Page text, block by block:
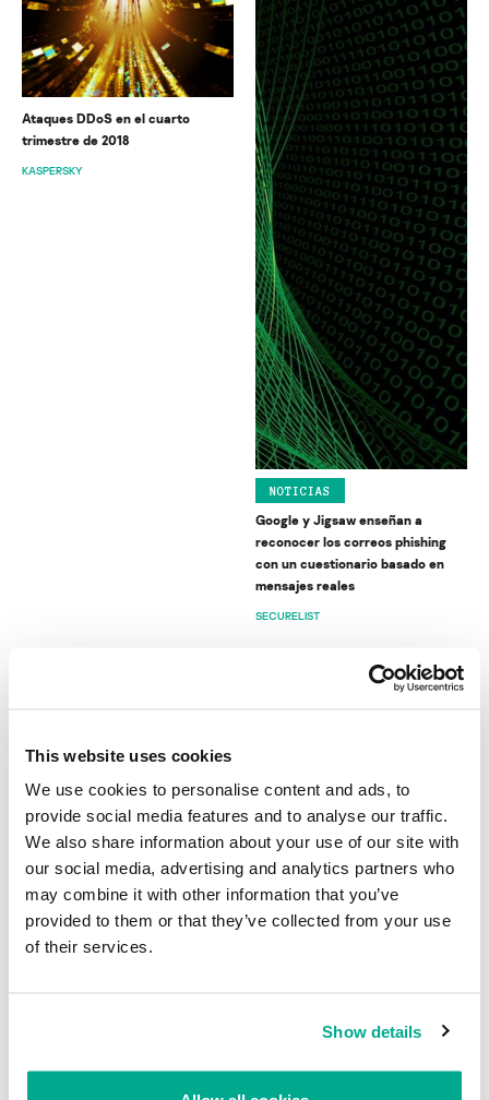
This website uses cookies
We use cookies to personalise content and ads, to
provide social media features and to analyse our traffic.
We also share information about your use of our site with
our social media, advertising and analytics partners who
may combine it with other information that you’ve
provided to them or that they’ve collected from your use
of their services.
Show details
Ataques DDoS en el cuarto
trimestre de 2018
KASPERSKY
NOTICIAS
Google y Jigsaw enseñan a
reconocer los correos phishing
con un cuestionario basado en
mensajes reales
SECURELIST